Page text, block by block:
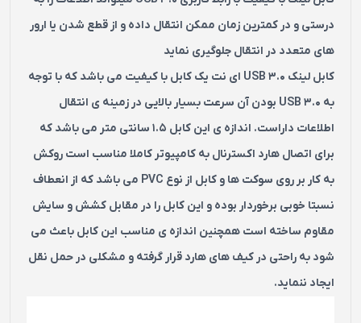
درستی و در کمترین زمان ممکن انتقال داده و از قطع شدن یا ارور
های متعدد در انتقال جلوگیری نماید
کابل لینک USB 3.0 ای نت یک کابل با کیفیت می باشد که با توجه
به USB 3.0 بودن آن سرعت بسیار بالایی در زمینه ی انتقال
اطلاعات داراست. اندازه ی این کابل 1.5 سانتی متر می باشد که
برای اتصال هارد اکسترنال به کامپیوتر کاملا مناسب است روکش
به کار بر روی سوکت ها و کابل از نوع PVC می باشد که از انعطاف
نسبتا خوبی برخوردار بوده و این کابل را در مقابل کشش و سایش
مقاوم ساخته است همچنین اندازه ی مناسب این کابل باعث می
شود به راحتی در کیف های هارد قرار گرفته و مشکلی در حمل نقل
ایجاد ننماید.